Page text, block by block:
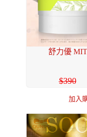
舒力優
390
加入